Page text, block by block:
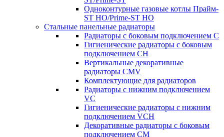
Одноконтурные газовые котлы Прайм-
ST HO/Prime-ST HO
Стальные панельные радиаторы
Радиаторы c боковым подключением C
Гигиенические радиаторы c боковым
подключением CH
Вертикальные декоративные
радиаторы CMV
Комплектующие для радиаторов
Радиаторы c нижним подключением
VC
Гигиенические радиаторы c нижним
подключением VCH
Декоративные радиаторы с боковым
подключением CM